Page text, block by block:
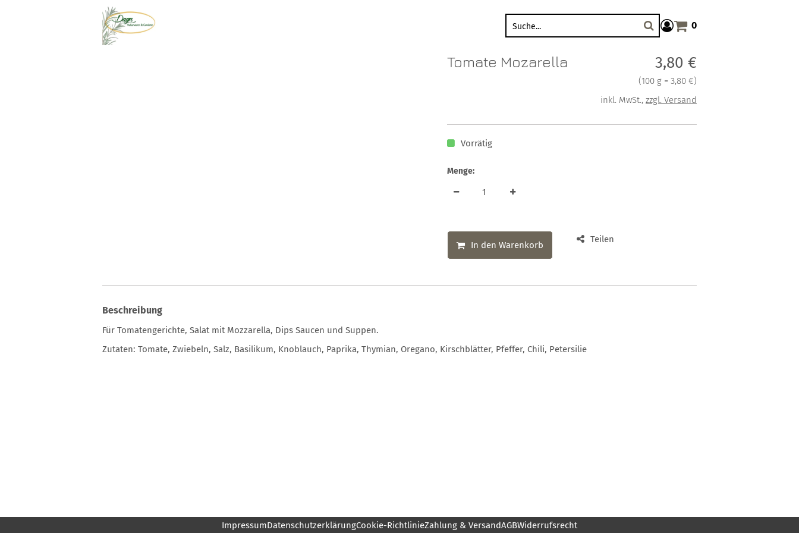
Warenkorb anzeigen. Sie
0
Tomate Mozarella Verkaufspreis: 3,80 €
3,80 €
Preis pro 100 g = 3,80 €
(100 g = 3,80 €)
inkl. MwSt., zzgl. Versand
Vorrätig
Menge:
In den Warenkorb
Teilen
Beschreibung
Für Tomatengerichte, Salat mit Mozzarella, Dips Saucen und Suppen.
Zutaten: Tomate, Zwiebeln, Salz, Basilikum, Knoblauch, Paprika, Thymian, Oregano, Kirschblätter, Pfeffer, Chili, Petersilie
ImpressumDatenschutzerklärungCookie-RichtlinieZahlung & VersandAGBWiderrufsrecht